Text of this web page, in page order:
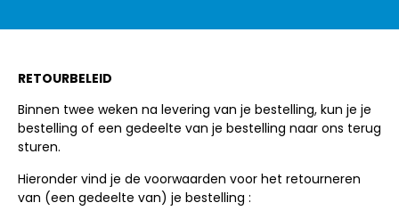
RETOURBELEID
Binnen twee weken na levering van je bestelling, kun je je
bestelling of een gedeelte van je bestelling naar ons terug
sturen.
Hieronder vind je de voorwaarden voor het retourneren
van (een gedeelte van) je bestelling :